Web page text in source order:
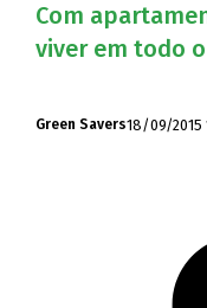
Com
viver em todo
Green Savers18/09/2015